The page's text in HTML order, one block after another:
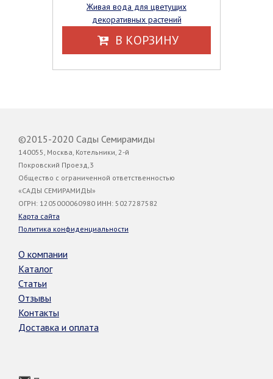
Живая вода для цветущих
декоративных растений
В КОРЗИНУ
©2015-2020 Сады Семирамиды
140055, Москва, Котельники, 2-й
Покровский Проезд,3
Общество с ограниченной ответственностью
«САДЫ СЕМИРАМИДЫ»
ОГРН: 1205000060980 ИНН: 5027287582
Карта сайта
Политика конфиденциальности
О компании
Каталог
Статьи
Отзывы
Контакты
Доставка и оплата